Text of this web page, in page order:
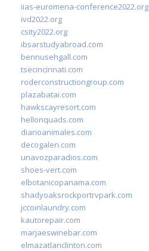
iias-euromena-conference2022.org
ivd2022.org
csity2022.org
ibsarstudyabroad.com
bennusehgall.com
tsecincinnati.com
roderconstructiongroup.com
plazabatai.com
hawkscayresort.com
hellonquads.com
diarioanimales.com
decogaleri.com
unavozparadios.com
shoes-vert.com
elbotanicopanama.com
shadyoaksrockportrvpark.com
jccoinlaundry.com
kautorepair.com
marjaeswinebar.com
elmazatlanclinton.com